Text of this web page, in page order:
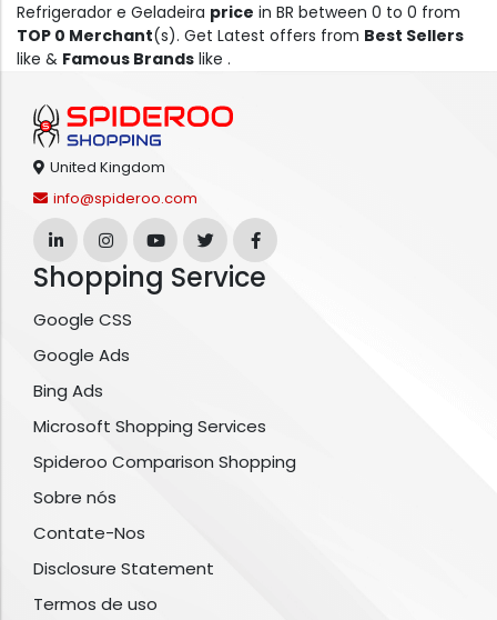
Refrigerador e Geladeira price in BR between 0 to 0 from
TOP 0 Merchant(s). Get Latest offers from Best Sellers
like & Famous Brands like .
United Kingdom
info@spideroo.com
Shopping Service
Google CSS
Google Ads
Bing Ads
Microsoft Shopping Services
Spideroo Comparison Shopping
Sobre nós
Contate-Nos
Disclosure Statement
Termos de uso